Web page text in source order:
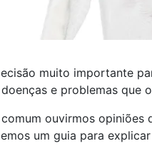
muito importante
e problemas que
ouvirmos opiniões
um guia para